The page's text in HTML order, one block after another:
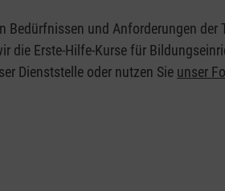
und Anforderungen der
die Erste-Hilfe-Kurse für
Dienststelle oder nutzen Sie unser